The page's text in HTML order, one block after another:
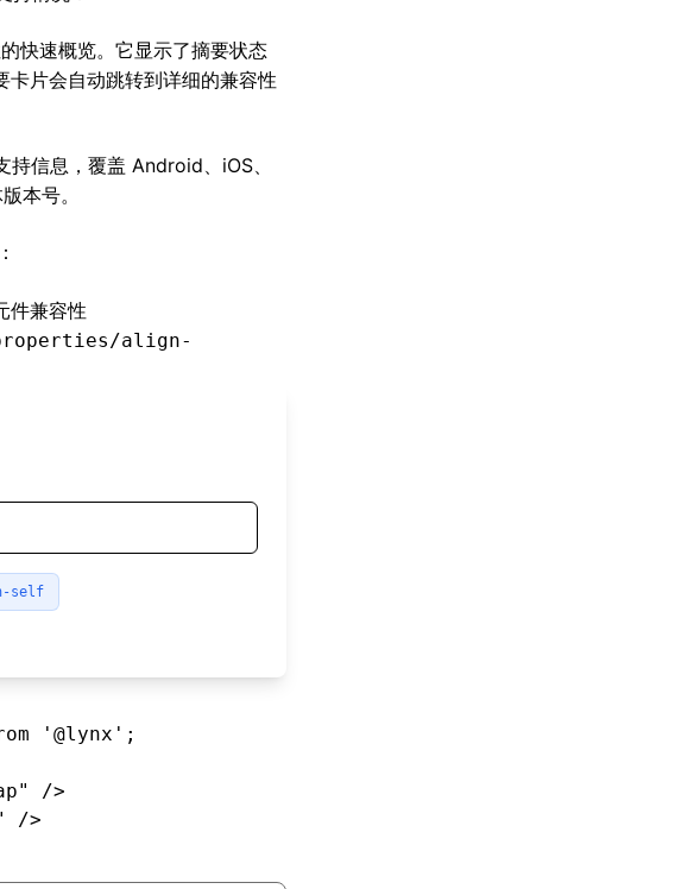
快速概览。它显示了摘要状态
卡片会自动跳转到详细的兼容性
信息，覆盖 Android、iOS、
本号。
件兼容性
align-
self
'@lynx';
/>
/>